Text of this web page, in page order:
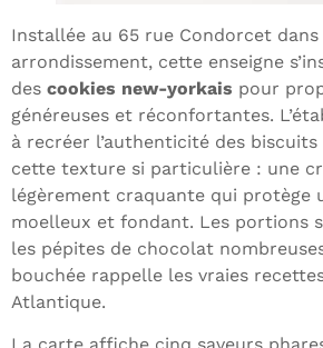
Installée au 65 rue Condorcet dans
arrondissement, cette enseigne
des cookies new-yorkais pour
généreuses et réconfortantes.
à recréer l’authenticité des biscuits
cette texture si particulière : une
légèrement craquante qui protège
moelleux et fondant. Les portions
les pépites de chocolat
bouchée rappelle les vraies
Atlantique.